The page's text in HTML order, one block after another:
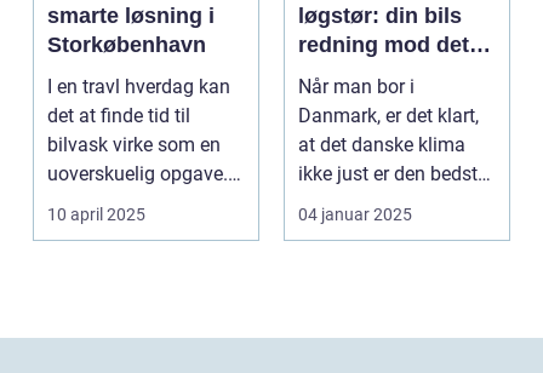
smarte løsning i
Storkøbenhavn
I en travl hverdag kan
det at finde tid til
bilvask virke som en
uoverskuelig opgave.
Især i S...
10 april 2025
løgstør: din bils
redning mod det
danske klima
Når man bor i
Danmark, er det klart,
at det danske klima
ikke just er den bedste
ven for bilen...
04 januar 2025